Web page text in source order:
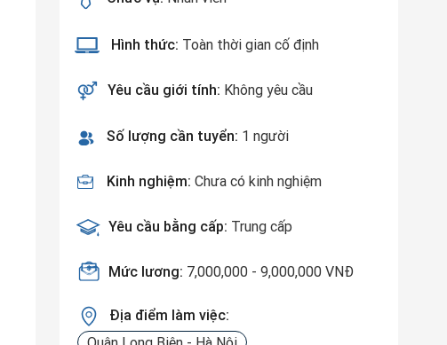
Hình thức: Toàn thời gian cố định
Yêu cầu giới tính: Không yêu cầu
Số lượng cần tuyển: 1 người
Kinh nghiệm: Chưa có kinh nghiệm
Yêu cầu bằng cấp: Trung cấp
Mức lương: 7,000,000 - 9,000,000 VNĐ
Địa điểm làm việc: